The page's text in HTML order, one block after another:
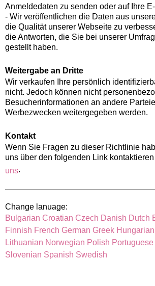
Anmeldedaten zu senden oder auf Ihre
- Wir veröffentlichen die Daten aus
die Qualität unserer Webseite zu
die Antworten, die Sie bei unserer
gestellt haben.
Weitergabe an Dritte
Wir verkaufen Ihre persönlich
nicht. Jedoch können nicht
Besucherinformationen an andere
Werbezwecken weitergegeben werden.
Kontakt
Wenn Sie Fragen zu dieser Richtlinie
uns über den folgenden Link kontaktieren
uns.
Change lanuage:
Bulgarian Croatian Czech Danish Dutch
Finnish French German Greek Hungarian
Lithuanian Norwegian Polish Portuguese
Slovenian Spanish Swedish